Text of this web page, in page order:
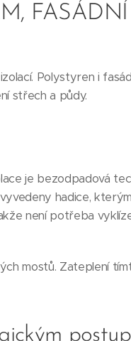
Polystyren i
střech a půdy.
je bezodpadová
hadice,
není potřeba
mostů. Zateplení